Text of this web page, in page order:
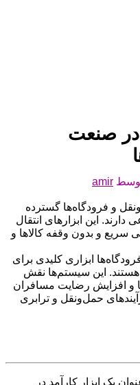
در صنعت
amir
و فرودگاه‌ها گسترده
این ابزارهای انتقال
سریع و بدون وقفه کالاها و
ابزاری کلیدی برای
هستند. این سیستم‌ها نقش
و افزایش رضایت مسافران
حمل‌ونقل و ترابری
یک ابزار کارآمد در